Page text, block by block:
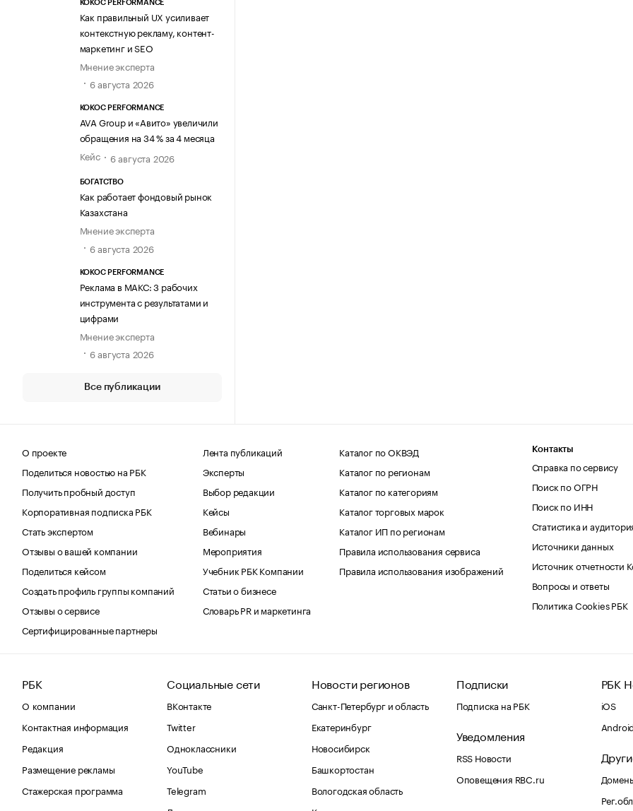
KOKOC PERFORMANCE
Как правильный UX усиливает
контекстную рекламу, контент-
маркетинг и SEO
Мнение эксперта
6 августа 2026
KOKOC PERFORMANCE
AVA Group и «Авито» увеличили
обращения на 34 % за 4 месяца
Кейс
6 августа 2026
БОГАТСТВО
Как работает фондовый рынок
Казахстана
Мнение эксперта
6 августа 2026
KOKOC PERFORMANCE
Реклама в МАКС: 3 рабочих
инструмента с результатами и
цифрами
Мнение эксперта
6 августа 2026
Все публикации
О проекте
Поделиться новостью на РБК
Получить пробный доступ
Корпоративная подписка РБК
Стать экспертом
Отзывы о вашей компании
Поделиться кейсом
Создать профиль группы компаний
Отзывы о сервисе
Сертифицированные партнеры
Лента публикаций
Эксперты
Выбор редакции
Кейсы
Вебинары
Мероприятия
Учебник РБК Компании
Статьи о бизнесе
Словарь PR и маркетинга
Каталог по ОКВЭД
Каталог по регионам
Каталог по категориям
Каталог торговых марок
Каталог ИП по регионам
Правила использования сервиса
Правила использования изображений
Контакты
Справка по сервису
Поиск по ОГРН
Поиск по ИНН
Статистика и
Источники данных
Источник отчетности
Вопросы и ответы
Политика Cookies РБК
РБК
О компании
Контактная информация
Редакция
Размещение рекламы
Стажерская программа
Социальные сети
ВКонтакте
Twitter
Одноклассники
YouTube
Telegram
Новости регионов
Санкт-Петербург и область
Екатеринбург
Новосибирск
Башкортостан
Вологодская область
Подписки
Подписка на РБК
Уведомления
RSS Новости
Оповещения RBC.ru
РБК
iOS